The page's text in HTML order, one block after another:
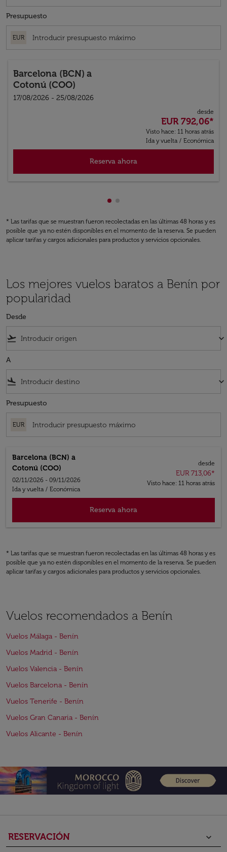
Presupuesto
EUR
Barcelona (BCN) a
Cotonú (COO)
17/08/2026 - 25/08/2026
desde
EUR 792,06*
Visto hace: 11 horas atrás
Ida y vuelta / Económica
Reserva ahora
Mostrando cmp-pagination-
Mostrando cmp-
* Las tarifas que se muestran fueron recolectadas en las últimas 48 horas y es
posible que ya no estén disponibles en el momento de la reserva. Se pueden
aplicar tarifas y cargos adicionales para productos y servicios opcionales.
Los mejores vuelos baratos a Benín por
popularidad
Desde
flight_takeoff keyboard_arrow_down
A
flight_land keyboard_arrow_down
Presupuesto
EUR
Barcelona (BCN) a
Cotonú (COO)
02/11/2026 - 09/11/2026
Ida y vuelta / Económica
desde
EUR 713,06*
Visto hace: 11 horas atrás
Reserva ahora
* Las tarifas que se muestran fueron recolectadas en las últimas 48 horas y es
posible que ya no estén disponibles en el momento de la reserva. Se pueden
aplicar tarifas y cargos adicionales para productos y servicios opcionales.
Vuelos recomendados a Benín
Vuelos Málaga - Benín
Vuelos Madrid - Benín
Vuelos Valencia - Benín
Vuelos Barcelona - Benín
Vuelos Tenerife - Benín
Vuelos Gran Canaria - Benín
Vuelos Alicante - Benín
RESERVACIÓN keyboard_arrow_down